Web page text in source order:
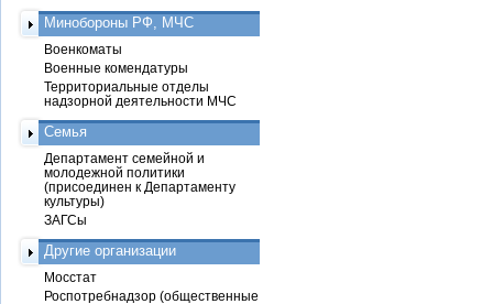
Минобороны РФ, МЧС
Военкоматы
Военные комендатуры
Территориальные отделы
надзорной деятельности МЧС
Семья
Департамент семейной и
молодежной политики
(присоединен к Департаменту
культуры)
ЗАГСы
Другие организации
Мосстат
Роспотребнадзор (общественные